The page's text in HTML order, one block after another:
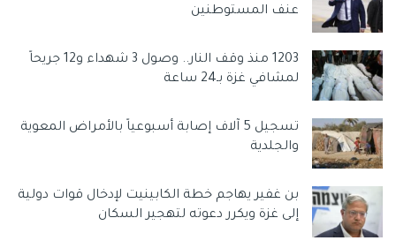
عنف المستوطنين
1203 منذ وقف النار.. وصول 3 شهداء و12 جريحاً
لمشافي غزة بـ24 ساعة
تسجيل 5 آلاف إصابة أسبوعياً بالأمراض المعوية
والجلدية
بن غفير يهاجم خطة الكابينيت لإدخال قوات دولية
إلى غزة ويكرر دعوته لتهجير السكان